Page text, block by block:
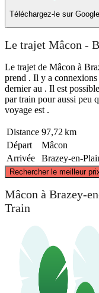
Téléchargez-le sur
Le trajet Mâcon -
Le trajet de Mâcon à
prend . Il y a
dernier au . Il est
par train pour aussi peu
voyage est .
Distance 97,72 km
Départ
Mâcon
Arrivée
Brazey-en-
Rechercher le meilleur
Mâcon à Brazey-
Train